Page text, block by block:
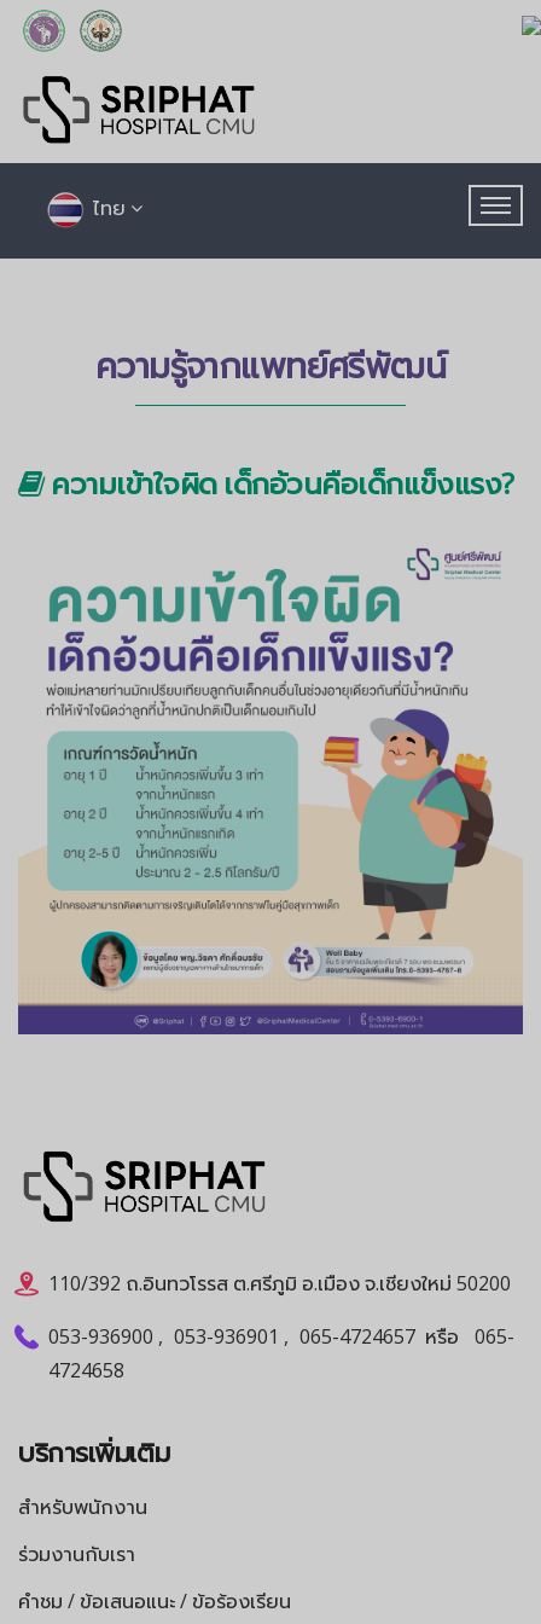
ไทย
ความรู้จากแพทย์ศรีพัฒน์
ความเข้าใจผิด เด็กอ้วนคือเด็กแข็งแรง?
110/392 ถ.อินทวโรรส ต.ศรีภูมิ อ.เมือง จ.เชียงใหม่ 50200
053-936900 , 053-936901 , 065-4724657 หรือ
065-
4724658
บริการเพิ่มเติม
สำหรับพนักงาน
ร่วมงานกับเรา
คำชม / ข้อเสนอแนะ / ข้อร้องเรียน